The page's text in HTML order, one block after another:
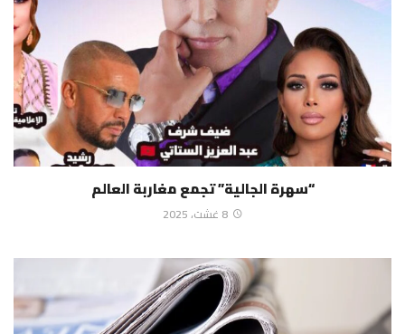
“سهرة الجالية” تجمع مغاربة العالم
8 غشت، 2025